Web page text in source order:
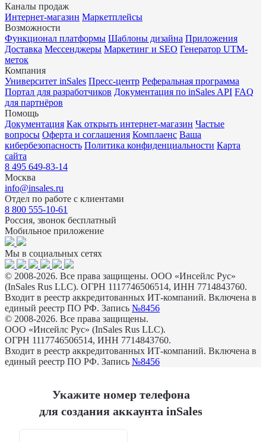
Каналы продаж
Интернет-магазин Маркетплейсы
Возможности
Функционал платформы Шаблоны дизайна Приложения
Доставка Мессенджеры Маркетинг и SEO Генератор UTM-
меток
Компания
Университет inSales Пресс-центр Реферальная программа
Портал для разработчиков Документация по inSales API FAQ
для партнёров
Помощь
Документация Как открыть интернет-магазин Частые
вопросы Оферта и соглашения Комплаенс Ваша
кибербезопасность Политика конфиденциальности Карта
сайта
8 495 649-83-14
Москва
info@insales.ru
Отдел по работе с клиентами
8 800 555-10-61
Россия, звонок бесплатный
Мобильное приложение
Мы в социальных сетях
© 2008-2026. Все права защищены. ООО «Инсейлс Рус»
(InSales Rus LLC). ОГРН 1117746506514, ИНН 7714843760.
Входит в реестр аккредитованных ИТ-компаний. Включена в
единый реестр ПО РФ. Запись №8456
© 2008-2026. Все права защищены.
ООО «Инсейлс Рус» (InSales Rus LLC).
ОГРН 1117746506514, ИНН 7714843760.
Входит в реестр аккредитованных ИТ-компаний. Включена в
единый реестр ПО РФ. Запись №8456
Укажите номер телефона
для создания аккаунта inSales